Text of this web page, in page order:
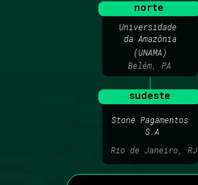
norte
sudeste
Belém, PA
Universidade
da Amazônia
(UNAMA)
Stone Pagamentos
S.A
Rio de Janeiro, RJ